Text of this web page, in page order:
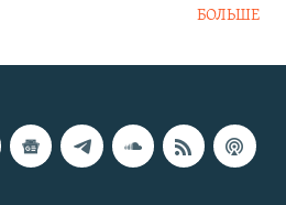
БОЛЬШЕ